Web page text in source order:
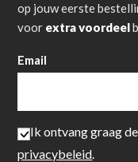
op jouw eerste
voor extra voordeel
Email
Ik ontvang graag
privacybeleid